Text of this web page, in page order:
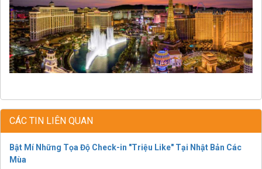
CÁC TIN LIÊN QUAN
Bật Mí Những Tọa Độ Check-in "Triệu Like" Tại Nhật Bản Các
Mùa